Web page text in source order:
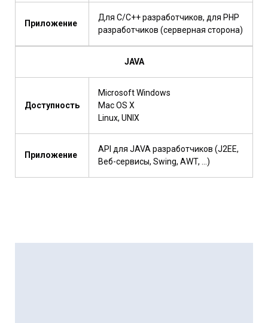
Приложение
Для C/C++ разработчиков, для PHP
разработчиков (серверная сторона)
JAVA
Доступность
Microsoft Windows
Mac OS X
Linux, UNIX
Приложение
API для JAVA разработчиков (J2EE,
Веб-сервисы, Swing, AWT, ...)